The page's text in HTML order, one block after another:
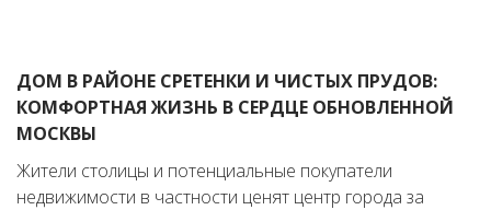
ДОМ В РАЙОНЕ СРЕТЕНКИ И ЧИСТЫХ ПРУДОВ:
КОМФОРТНАЯ ЖИЗНЬ В СЕРДЦЕ ОБНОВЛЕННОЙ
МОСКВЫ
Жители столицы и потенциальные покупатели
недвижимости в частности ценят центр города за